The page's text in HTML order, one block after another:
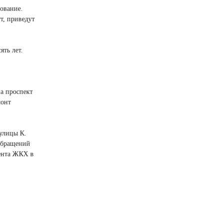
приведут
лет.
проспект
К.
ЖКХ в